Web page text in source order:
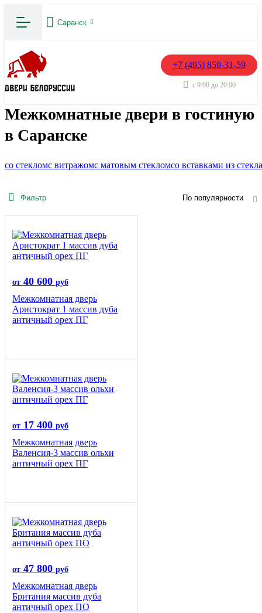
Саранск
+7 (495) 859-31-59
с 9:00 до 20:00
Межкомнатные двери в гостиную
в Саранске
со стекломс витражомс матовым стекломсо вставками из стекла
Фильтр По популярности
от 40 600 руб
Межкомнатная дверь
Аристократ 1 массив дуба
античный орех ПГ
от 17 400 руб
Межкомнатная дверь
Валенсия-3 массив ольхи
античный орех ПГ
от 47 800 руб
Межкомнатная дверь
Британия массив дуба
античный орех ПО